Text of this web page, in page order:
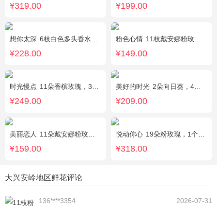
¥319.00 ¥199.00
想你太深 6枝白色多头香水百合，黄莺、勿忘我搭配。
¥228.00
粉色心情 11枝戴安娜粉玫瑰，满天星，绿叶搭配
¥149.00
时光慢点 11朵香槟玫瑰，3朵向日葵，1个蓝色绣球，桔梗、绿叶搭配
¥249.00
美好的时光 2朵向日葵，4朵香槟玫瑰，2朵碎冰蓝玫瑰，桔梗、配花、配草搭配
¥209.00
美丽恋人 11朵戴安娜粉玫瑰，粉色满天星、尤加利绿叶搭配
¥159.00
悦动你心 19朵粉玫瑰，1个粉色绣球，2个白色乒乓菊，粉色桔梗、尤加利间插丰满
¥318.00
大兴安岭地区鲜花评论
136****3354
2026-07-31